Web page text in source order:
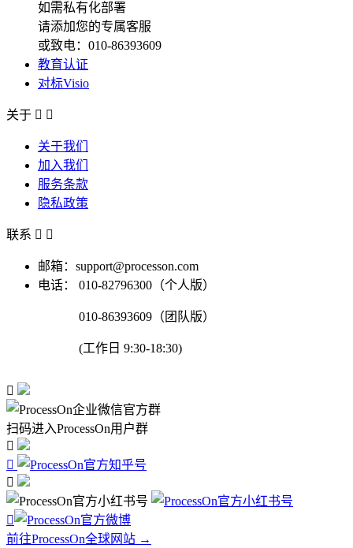
如需私有化部署
请添加您的专属客服
或致电：010-86393609
教育认证
对标Visio
关于  
关于我们
加入我们
服务条款
隐私政策
联系  
邮箱：support@processon.com
电话：
010-82796300（个人版）
010-86393609（团队版）
(工作日 9:30-18:30)

扫码进入ProcessOn用户群




前往ProcessOn全球网站 →